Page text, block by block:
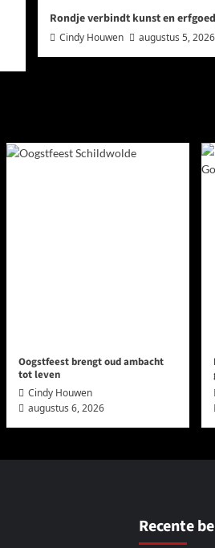
Rondje verbindt kunst en erfgoed
Cindy Houwen augustus 5, 2026
Oogstfeest brengt oud ambacht
tot leven
Cindy Houwen
augustus 6, 2026
Recente